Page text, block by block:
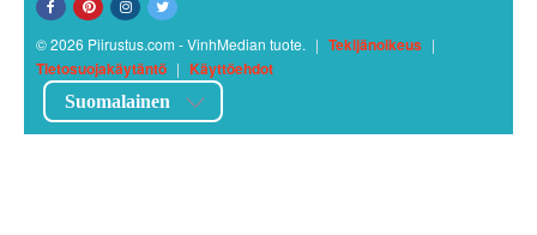
© 2026 Piirustus.com - VinhMedian tuote. | Tekijänoikeus |
Tietosuojakäytäntö | Käyttöehdot
Suomalainen